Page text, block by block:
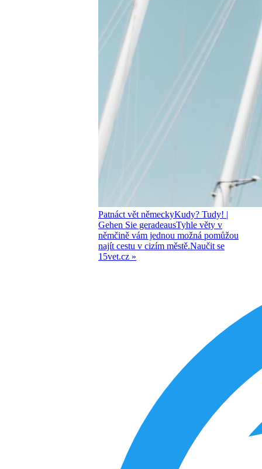
Patnáct vět německyKudy? Tudy! |
Gehen Sie geradeausTyhle věty v
němčině vám jednou možná pomůžou
najít cestu v cizím městě.Naučit se
15vet.cz »